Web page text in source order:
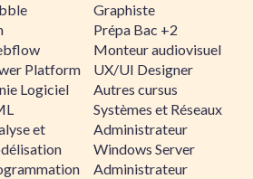
Platform
Logiciel
et
Graphiste
Prépa Bac +2
Monteur audiovisuel
UX/UI Designer
Autres cursus
Systèmes et Réseaux
Administrateur
Windows Server
Administrateur